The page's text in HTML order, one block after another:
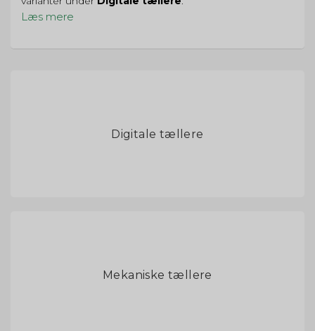
Læs mere
Digitale tællere
Mekaniske tællere